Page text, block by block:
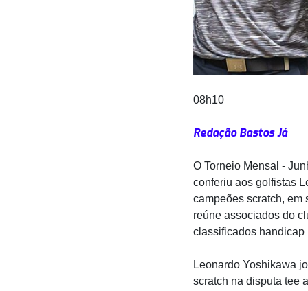
08h10
Redação Bastos Já
O Torneio Mensal -
conferiu aos golfistas
campeões scratch, em
reúne associados do
classificados handicap
Leonardo Yoshikawa
scratch na disputa tee